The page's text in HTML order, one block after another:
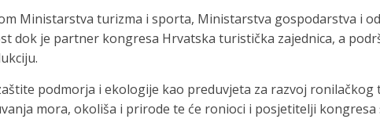
Ministarstva turizma i sporta, Ministarstva gospodarstva i
dok je partner kongresa Hrvatska turistička zajednica, a
podmorja i ekologije kao preduvjeta za razvoj
mora, okoliša i prirode te će ronioci i posjetitelji